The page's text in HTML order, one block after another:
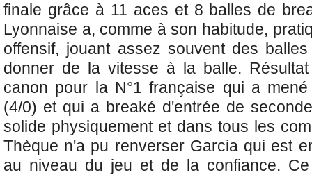
finale grâce à 11 aces et 8 balles de
Lyonnaise a, comme à son habitude,
offensif, jouant assez souvent des
donner de la vitesse à la balle.
canon pour la N°1 française qui a
(4/0) et qui a breaké d'entrée de
solide physiquement et dans tous les
Thèque n'a pu renverser Garcia qui est
au niveau du jeu et de la confiance.